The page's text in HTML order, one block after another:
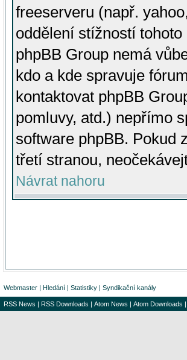
freeserveru (např.
oddělení stížností
phpBB Group nemá
kdo a kde spravuje
kontaktovat phpBB
pomluvy, atd.) nepřímo
software phpBB. Pokud
třetí stranou,
Návrat nahoru
Webmaster | Hledání | Statistiky | Syndikační kanály
RSS News | RSS Downloads | Atom News | Atom Downloads |